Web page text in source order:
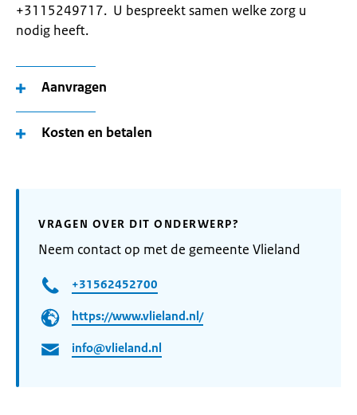
+3115249717. U bespreekt samen welke zorg u
nodig heeft.
Aanvragen
Kosten en betalen
VRAGEN OVER DIT ONDERWERP?
Neem contact op met de gemeente Vlieland
+31562452700
https://www.vlieland.nl/
info@vlieland.nl